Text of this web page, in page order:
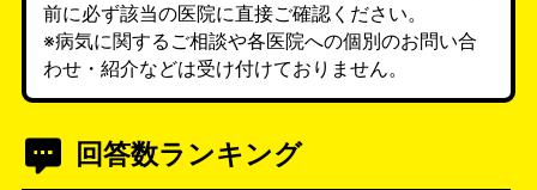
前に必ず該当の医院に直接ご確認ください。
※病気に関するご相談や各医院への個別のお問い合
わせ・紹介などは受け付けておりません。
回答数ランキング